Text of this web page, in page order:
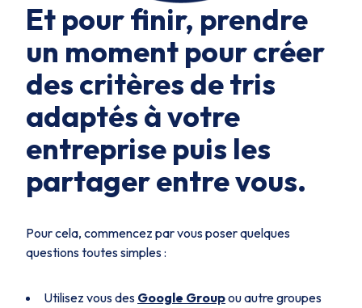
Et pour finir, prendre
un moment pour créer
des critères de tris
adaptés à votre
entreprise puis les
partager entre vous.
Pour cela, commencez par vous poser quelques
questions toutes simples :
Utilisez vous des Google Groupou autre groupes